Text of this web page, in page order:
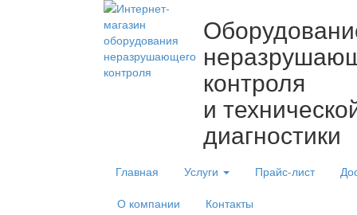
контроля
и
диагностики
Главная Услуги Прайс-лист
О компании
Контакты